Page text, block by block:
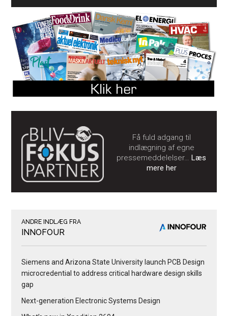
Få fuld adgang til
indlægning af egne
pressemeddelelser…Læs
mere her
ANDRE INDLÆG FRA
INNOFOUR
Siemens and Arizona State University launch PCB Design
microcredential to address critical hardware design skills
gap
Next-generation Electronic Systems Design